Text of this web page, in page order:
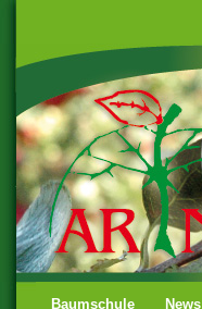
Baumschule News